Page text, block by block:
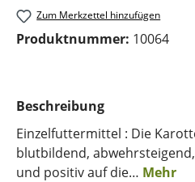
Zum Merkzettel hinzufügen
Produktnummer: 10064
Beschreibung
Einzelfuttermittel : Die
blutbildend,
und positiv auf die… Mehr